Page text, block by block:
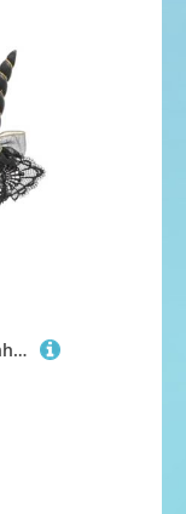
Beatifufu 2 Stück Teiliges Einhorn Haarreif für Mädchen Kreative Party Haarschmuck Weicher Langlebig und Bequem für Geburtstagsfeiern und Cosplay Schwarz und Rosa